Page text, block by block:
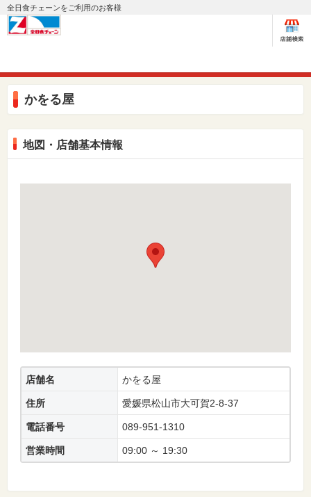
全日食チェーンをご利用のお客様
かをる屋
地図・店舗基本情報
店舗名 かをる屋
住所 愛媛県松山市大可賀2-8-37
電話番号 089-951-1310
営業時間 09:00 ～ 19:30